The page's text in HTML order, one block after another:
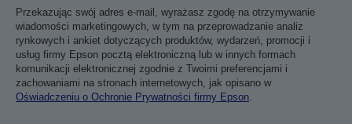
Przekazując swój adres e-mail, wyrażasz zgodę na otrzymywanie
wiadomości marketingowych, w tym na przeprowadzanie analiz
rynkowych i ankiet dotyczących produktów, wydarzeń, promocji i
usług firmy Epson pocztą elektroniczną lub w innych formach
komunikacji elektronicznej zgodnie z Twoimi preferencjami i
zachowaniami na stronach internetowych, jak opisano w
Oświadczeniu o Ochronie Prywatności firmy Epson.